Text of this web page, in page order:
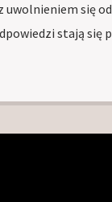
uwolnieniem się
stają się